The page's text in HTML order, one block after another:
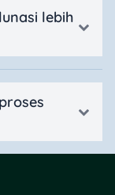
lebih